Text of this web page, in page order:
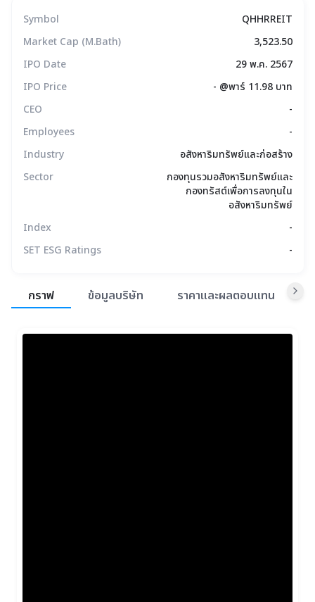
Symbol
QHHRREIT
Market Cap (M.Bath)
3,523.50
IPO Date
29 พ.ค. 2567
IPO Price
- @พาร์ 11.98 บาท
CEO
-
Employees
-
Industry
อสังหาริมทรัพย์และก่อสร้าง
Sector
กองทุนรวมอสังหาริมทรัพย์และ
กองทรัสต์เพื่อการลงทุนใน
อสังหาริมทรัพย์
Index
-
SET ESG Ratings
-
กราฟ
ข้อมูลบริษัท ราคาและผลตอบแทน